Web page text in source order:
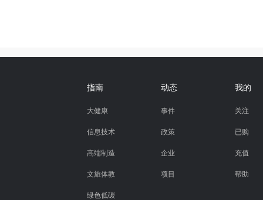
指南
大健康
信息技术
高端制造
文旅体教
绿色低碳
动态
事件
政策
企业
项目
我的
关注
已购
充值
帮助